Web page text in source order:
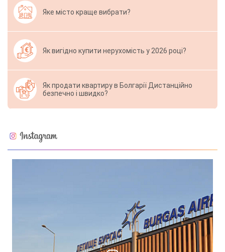
Яке місто краще вибрати?
Як вигідно купити нерухомість у 2026 році?
Як продати квартиру в Болгарії Дистанційно
безпечно і швидко?